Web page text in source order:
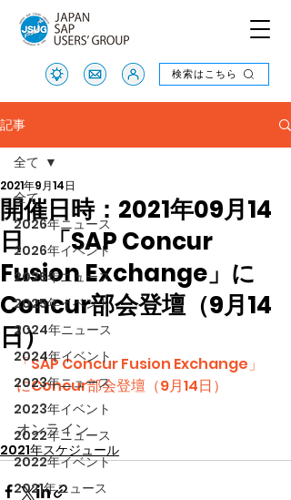
検索はこちら
検索はこちら
記事
全て
2026年ニュース
2026年イベント
2025年ニュース
2025年イベント
2024年ニュース
2024年イベント
2023年ニュース
2023年イベント
2022年ニュース
2022年イベント
2021年ニュース
全て
開催日時：2021年09月14
日 「SAP Concur
Fusion Exchange」に
Concur部会登壇（9月14
日）
2021年9月14日
「SAP Concur Fusion Exchange」
にConcur部会登壇（9月14日）
オンライン
2021年スケジュール